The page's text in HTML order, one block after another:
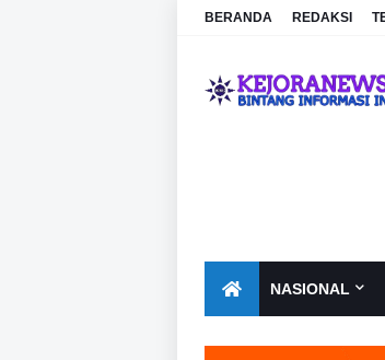
BERANDA REDAKSI
NASIONAL